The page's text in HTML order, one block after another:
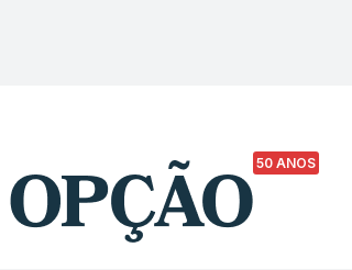
50 ANOS